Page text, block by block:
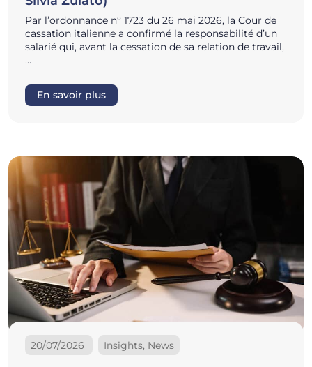
Par l’ordonnance n° 1723 du 26 mai 2026, la Cour de
cassation italienne a confirmé la responsabilité d’un
salarié qui, avant la cessation de sa relation de travail,
…
En savoir plus
20/07/2026 Insights, News